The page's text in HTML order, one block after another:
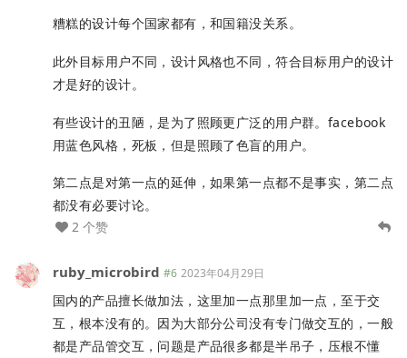
糟糕的设计每个国家都有，和国籍没关系。
此外目标用户不同，设计风格也不同，符合目标用户的设计
才是好的设计。
有些设计的丑陋，是为了照顾更广泛的用户群。facebook
用蓝色风格，死板，但是照顾了色盲的用户。
第二点是对第一点的延伸，如果第一点都不是事实，第二点
都没有必要讨论。
2 个赞
ruby_microbird #6 2023年04月29日
国内的产品擅长做加法，这里加一点那里加一点，至于交
互，根本没有的。因为大部分公司没有专门做交互的，一般
都是产品管交互，问题是产品很多都是半吊子，压根不懂